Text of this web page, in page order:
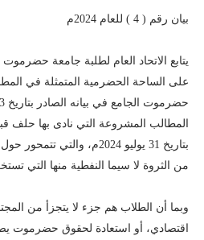
رقم ( 4 ) للعام 2024م
الاتحاد العام لطلبة جامعة حضرموت
الساحة الحضرمية المتمثلة في المطالب
المشروعة التي نادى بها حلف
بتاريخ 31 يوليو 2024م، والتي
الثروة لا سيما النفطية منها التي
أن الطلاب هم جزء لا يتجزأ من
أو استعادة لحقوق حضرموت